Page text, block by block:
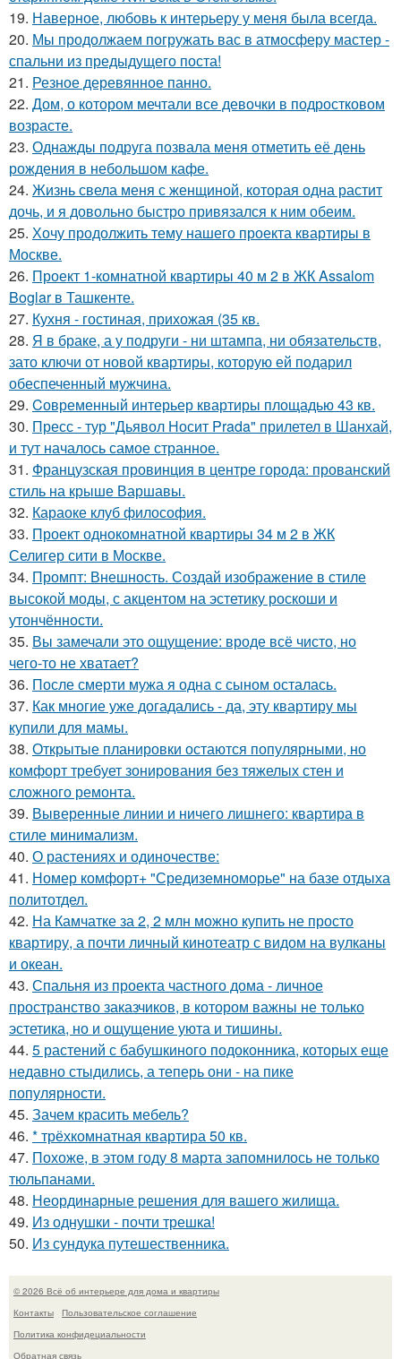
19. Наверное, любовь к интерьеру у меня была всегда.
20. Мы продолжаем погружать вас в атмосферу мастер -
спальни из предыдущего поста!
21. Резное деревянное панно.
22. Дом, о котором мечтали все девочки в подростковом
возрасте.
23. Однажды подруга позвала меня отметить её день
рождения в небольшом кафе.
24. Жизнь свела меня с женщиной, которая одна растит
дочь, и я довольно быстро привязался к ним обеим.
25. Хочу продолжить тему нашего проекта квартиры в
Москве.
26. Проект 1-комнатной квартиры 40 м 2 в ЖК Assalom
Boglar в Ташкенте.
27. Кухня - гостиная, прихожая (35 кв.
28. Я в браке, а у подруги - ни штампа, ни обязательств,
зато ключи от новой квартиры, которую ей подарил
обеспеченный мужчина.
29. Cовременный интерьер квартиры площадью 43 кв.
30. Пресс - тур "Дьявол Носит Prada" прилетел в Шанхай,
и тут началось самое странное.
31. Французская провинция в центре города: прованский
стиль на крыше Варшавы.
32. Караоке клуб философия.
33. Проект однокомнатной квартиры 34 м 2 в ЖК
Селигер сити в Москве.
34. Промпт: Внешность. Создай изображение в стиле
высокой моды, с акцентом на эстетику роскоши и
утончённости.
35. Вы замечали это ощущение: вроде всё чисто, но
чего-то не хватает?
36. После смерти мужа я одна с сыном осталась.
37. Как многие уже догадались - да, эту квартиру мы
купили для мамы.
38. Открытые планировки остаются популярными, но
комфорт требует зонирования без тяжелых стен и
сложного ремонта.
39. Выверенные линии и ничего лишнего: квартира в
стиле минимализм.
40. О растениях и одиночестве:
41. Номер комфорт+ "Средиземноморье" на базе отдыха
политотдел.
42. На Камчатке за 2, 2 млн можно купить не просто
квартиру, а почти личный кинотеатр с видом на вулканы
и океан.
43. Спальня из проекта частного дома - личное
пространство заказчиков, в котором важны не только
эстетика, но и ощущение уюта и тишины.
44. 5 растений с бабушкиного подоконника, которых еще
недавно стыдились, а теперь они - на пике
популярности.
45. Зачем красить мебель?
46. * трёхкомнатная квартира 50 кв.
47. Похоже, в этом году 8 марта запомнилось не только
тюльпанами.
48. Неординарные решения для вашего жилища.
49. Из однушки - почти трешка!
50. Из сундука путешественника.
© 2026 Всё об интерьере для дома и квартиры
Контакты
Пользовательское соглашение
Политика конфидециальности
Обратная связь